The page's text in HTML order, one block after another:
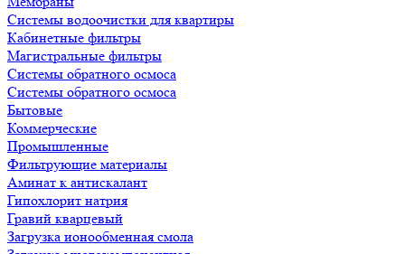
Системы водоочистки для квартиры
Кабинетные фильтры
Магистральные фильтры
Системы обратного осмоса
Системы обратного осмоса
Бытовые
Коммерческие
Промышленные
Фильтрующие материалы
Аминат к антискалант
Гипохлорит натрия
Гравий кварцевый
Загрузка ионообменная смола